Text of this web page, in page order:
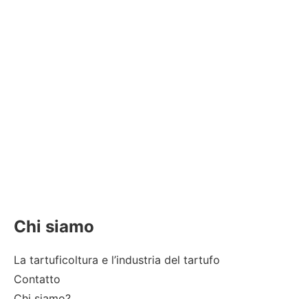
Chi siamo
La tartuficoltura e l’industria del tartufo
Contatto